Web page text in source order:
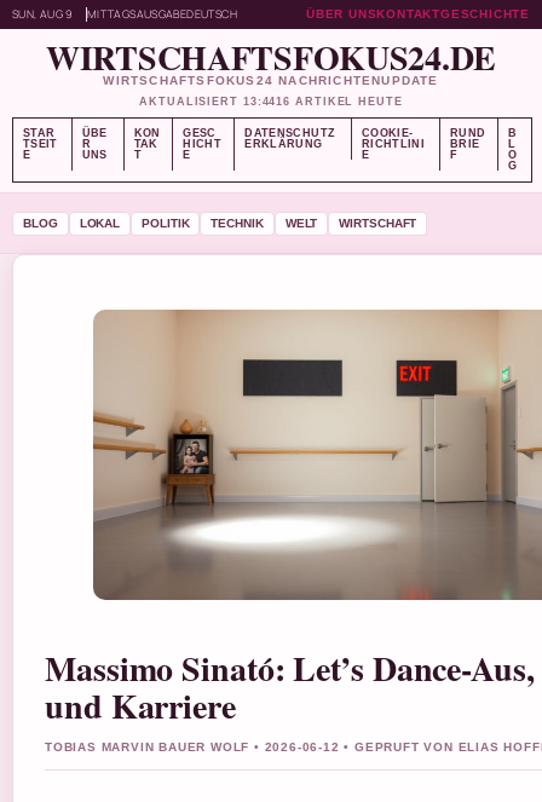
SUN, AUG 9 MITTAGSAUSGABEDEUTSCH ÜBER UNSKONTAKTGESCHICHTE
WIRTSCHAFTSFOKUS24.DE
WIRTSCHAFTSFOKUS24 NACHRICHTENUPDATE
AKTUALISIERT 13:4416 ARTIKEL HEUTE
STAR
TSEIT
E
ÜBE
R
UNS
KON
TAK
T
GESC
HICHT
E
DATENSCHUTZ
ERKLÄRUNG
COOKIE-
RICHTLINI
E
RUND
BRIE
F
B
L
O
G
BLOG LOKAL POLITIK TECHNIK WELT WIRTSCHAFT
Massimo Sinató: Let’s Dance-
und Karriere
TOBIAS MARVIN BAUER WOLF • 2026-06-12 • GEPRUFT VON ELIAS